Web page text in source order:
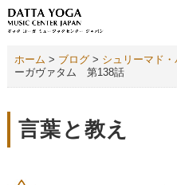
ホーム > ブログ> シュリーマド
ーガヴァタム 第138話
言葉と教え